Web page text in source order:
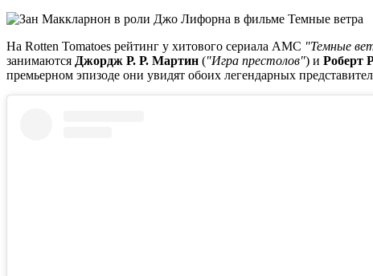
На Rotten Tomatoes рейтинг у хитового сериала AMC "Темные
занимаются Джордж Р. Р. Мартин ("Игра престолов") и Роберт
премьерном эпизоде они увидят обоих легендарных